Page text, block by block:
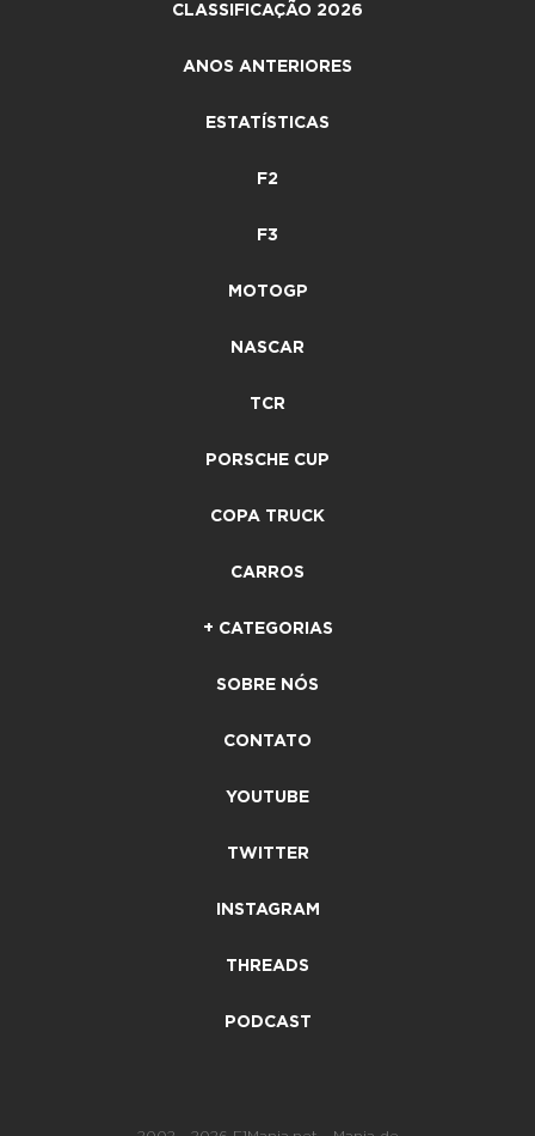
CLASSIFICAÇÃO 2026
ANOS ANTERIORES
ESTATÍSTICAS
F2
F3
MOTOGP
NASCAR
TCR
PORSCHE CUP
COPA TRUCK
CARROS
+ CATEGORIAS
SOBRE NÓS
CONTATO
YOUTUBE
TWITTER
INSTAGRAM
THREADS
PODCAST